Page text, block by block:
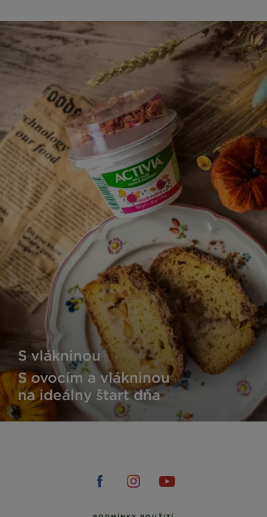
S vlákninou
S ovocím a vlákninou
na ideálny štart dňa